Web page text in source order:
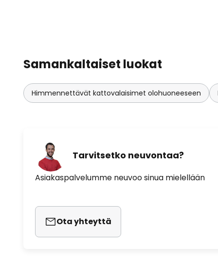
Samankaltaiset luokat
Himmennettävät kattovalaisimet olohuoneeseen
Tarvitsetko neuvontaa?
Asiakaspalvelumme neuvoo sinua mielellään
Ota yhteyttä